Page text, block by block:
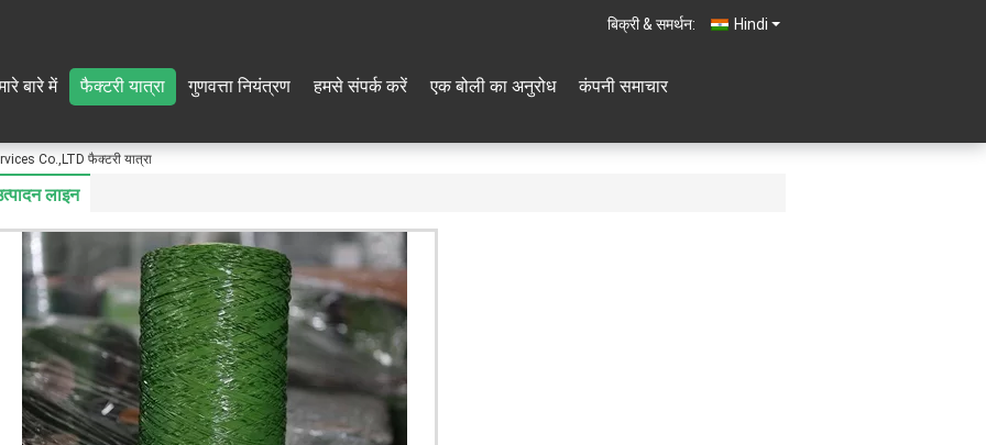
Hindi
बिक्री & समर्थन:
बारे में फैक्टरी यात्रा गुणवत्ता नियंत्रण हमसे संपर्क करें एक बोली का अनुरोध कंपनी समाचार
Co.,LTD फैक्टरी यात्रा
लाइन